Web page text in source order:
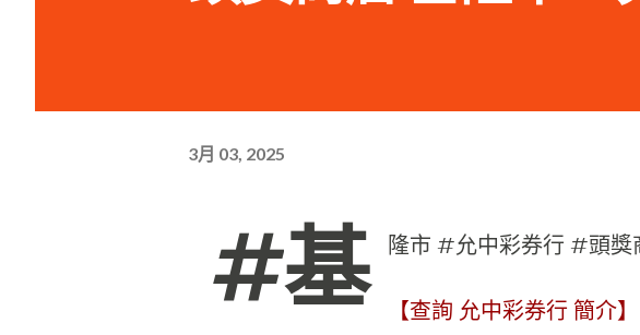
3月 03, 2025
#基 隆市 #允中彩券行 #頭
【查詢 允中彩券行 簡介】